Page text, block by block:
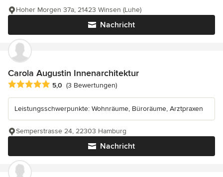
Nachricht
Hoher Morgen 37a, 21423 Winsen (Luhe)
Carola Augustin Innenarchitektur
Durchschnittliche Bewertung: 5 von 5 Sternen
5,0 (3 Bewertungen)
Leistungsschwerpunkte: Wohnräume, Büroräume, Arztpraxen
Nachricht
Semperstrasse 24, 22303 Hamburg